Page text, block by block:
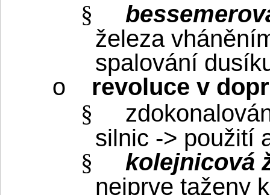
§
železa
spalování
o
revoluce v
§
silnic -> použití
§
kolejnicová
nejprve taženy